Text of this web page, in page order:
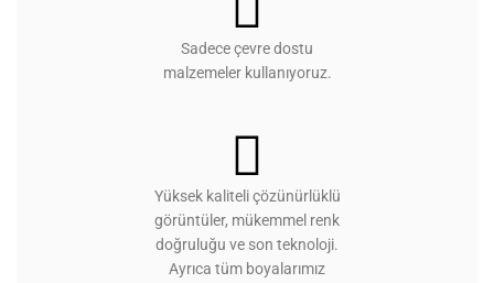
Sadece çevre dostu
malzemeler kullanıyoruz.
Yüksek kaliteli çözünürlüklü
görüntüler, mükemmel renk
doğruluğu ve son teknoloji.
Ayrıca tüm boyalarımız